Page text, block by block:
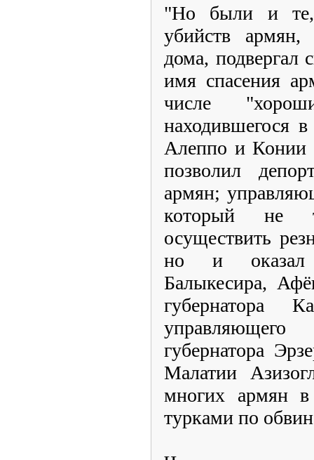
"Но были и те,
убийств
дома, подвергал
имя спасения
числе
находившегося
Алеппо и Конии
позволил
армян;
который не
осуществить
но и оказал
Балыкесира,
губернатора
губернатора
Малатии
многих армян
турками по